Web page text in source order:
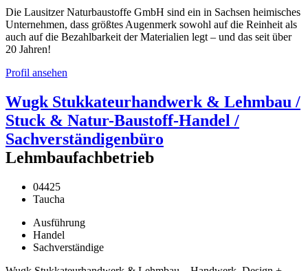
Die Lausitzer Naturbaustoffe GmbH sind ein in Sachsen heimisches
Unternehmen, dass größtes Augenmerk sowohl auf die Reinheit als
auch auf die Bezahlbarkeit der Materialien legt – und das seit über
20 Jahren!
Profil ansehen
Wugk Stukkateurhandwerk & Lehmbau /
Stuck & Natur-Baustoff-Handel /
Sachverständigenbüro
Lehmbaufachbetrieb
04425
Taucha
Ausführung
Handel
Sachverständige